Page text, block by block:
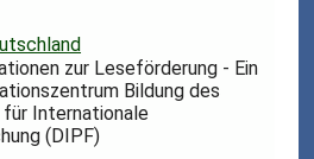
zur Leseförderung - Ein
Bildung des
Internationale
(DIPF)